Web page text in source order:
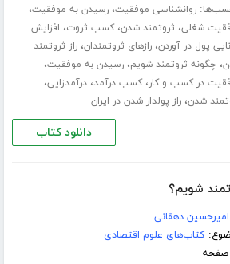
روانشناسی موفقیت،رسیدن به موفقیت،
شغلی، ثروتمند شدن،کسب ثروت، افزایش
پول در آوردن،رازهای ثروتمندان،راز ثروتمند
، چگونه ثروتمند شویم،رسیدن به موفقیت،
در کسب و کار،کسب درآمد،درآمدزایی،
شدن،راز پولدار شدن در ایران
دانلود کتاب
شویم؟
امیرحسین دهقانی
کتاب‌های علوم اقتصادی